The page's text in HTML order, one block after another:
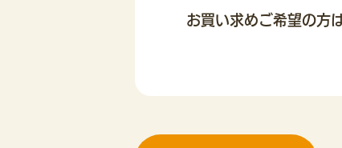
お買い求めご希望の方